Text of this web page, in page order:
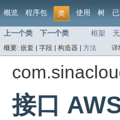
概览 程序包 类 使用 树
上一个类 下一个类 框架
概要: 嵌套 | 字段 | 构造器 | 方法 详
接口